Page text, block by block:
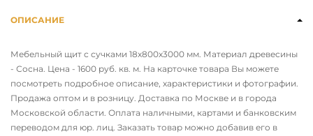
ОПИСАНИЕ
Мебельный щит с сучками 18х800х3000 мм. Материал древесины
- Сосна. Цена - 1600 руб. кв. м. На карточке товара Вы можете
посмотреть подробное описание, характеристики и фотографии.
Продажа оптом и в розницу. Доставка по Москве и в города
Московской области. Оплата наличными, картами и банковским
переводом для юр. лиц. Заказать товар можно добавив его в